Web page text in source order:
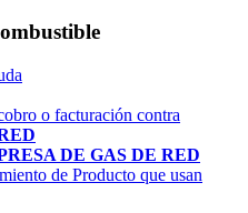
o facturación contra
DE GAS DE RED
de Producto que usan